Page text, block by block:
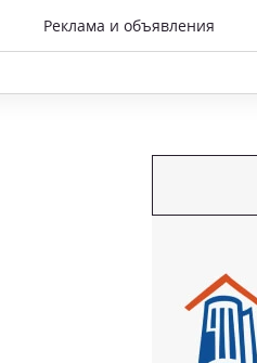
Реклама и объявления